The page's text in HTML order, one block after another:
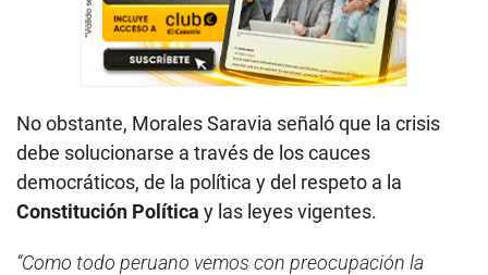
No obstante, Morales Saravia señaló que la crisis
debe solucionarse a través de los cauces
democráticos, de la política y del respeto a la
Constitución Política y las leyes vigentes.
“Como todo peruano vemos con preocupación la